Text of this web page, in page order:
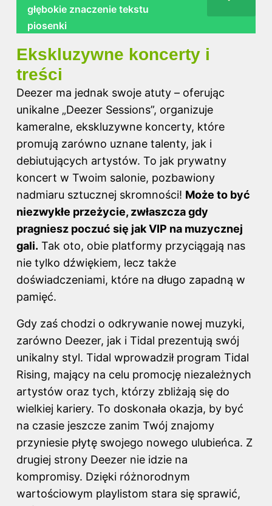
głębokie znaczenie tekstu
piosenki
Ekskluzywne koncerty i
treści
Deezer ma jednak swoje atuty – oferując
unikalne „Deezer Sessions”, organizuje
kameralne, ekskluzywne koncerty, które
promują zarówno uznane talenty, jak i
debiutujących artystów. To jak prywatny
koncert w Twoim salonie, pozbawiony
nadmiaru sztucznej skromności! Może to być
niezwykłe przeżycie, zwłaszcza gdy
pragniesz poczuć się jak VIP na muzycznej
gali. Tak oto, obie platformy przyciągają nas
nie tylko dźwiękiem, lecz także
doświadczeniami, które na długo zapadną w
pamięć.
Gdy zaś chodzi o odkrywanie nowej muzyki,
zarówno Deezer, jak i Tidal prezentują swój
unikalny styl. Tidal wprowadził program Tidal
Rising, mający na celu promocję niezależnych
artystów oraz tych, którzy zbliżają się do
wielkiej kariery. To doskonała okazja, by być
na czasie jeszcze zanim Twój znajomy
przyniesie płytę swojego nowego ulubieńca. Z
drugiej strony Deezer nie idzie na
kompromisy. Dzięki różnorodnym
wartościowym playlistom stara się sprawić,